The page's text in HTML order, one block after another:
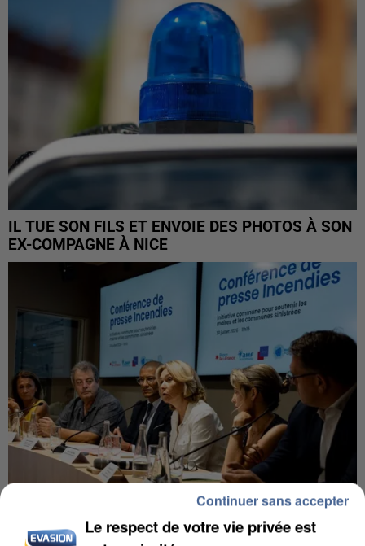
IL TUE SON FILS ET ENVOIE DES PHOTOS À SON
EX-COMPAGNE À NICE
INCENDIES : L’ÎLE-DE-FRANCE LANCE UN ÉLAN
Le respect de votre vie privée est
Continuer sans accepter